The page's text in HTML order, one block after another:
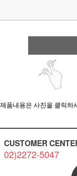
제품내용은 사진을 클릭하
CUSTOMER
02)2272-5047